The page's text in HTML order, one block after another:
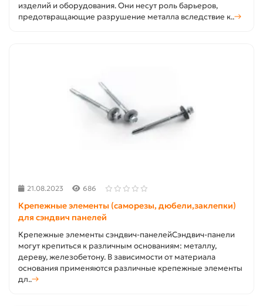
изделий и оборудования. Они несут роль барьеров,
предотвращающие разрушение металла вследствие к..→
21.08.2023 686
Крепежные элементы (саморезы, дюбели,заклепки)
для сэндвич панелей
Крепежные элементы сэндвич-панелейСэндвич-панели
могут крепиться к различным основаниям: металлу,
дереву, железобетону. В зависимости от материала
основания применяются различные крепежные элементы
дл..→